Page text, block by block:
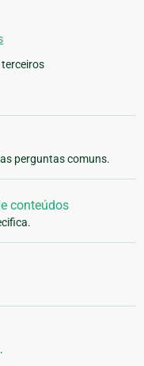
perguntas comuns.
conteúdos